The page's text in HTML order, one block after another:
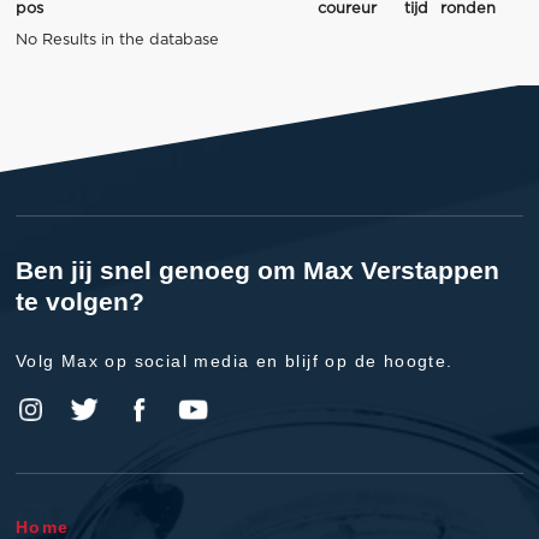
pos coureur tijd
ronden
No Results in the database
Ben jij snel genoeg om Max Verstappen
te volgen?
Volg Max op social media en blijf op de hoogte.
Home